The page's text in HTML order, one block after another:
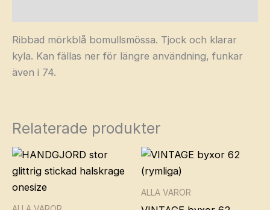
Ribbad mörkblå bomullsmössa. Tjock och klarar
kyla. Kan fällas ner för längre användning, funkar
även i 74.
Relaterade produkter
ALLA VAROR